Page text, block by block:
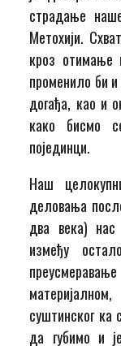
страдање
Метохији.
кроз отимање
променило би
догађа, као и
како бисмо
појединци.
Наш
деловања
два века) нас
између
суштинског ка
да губимо и